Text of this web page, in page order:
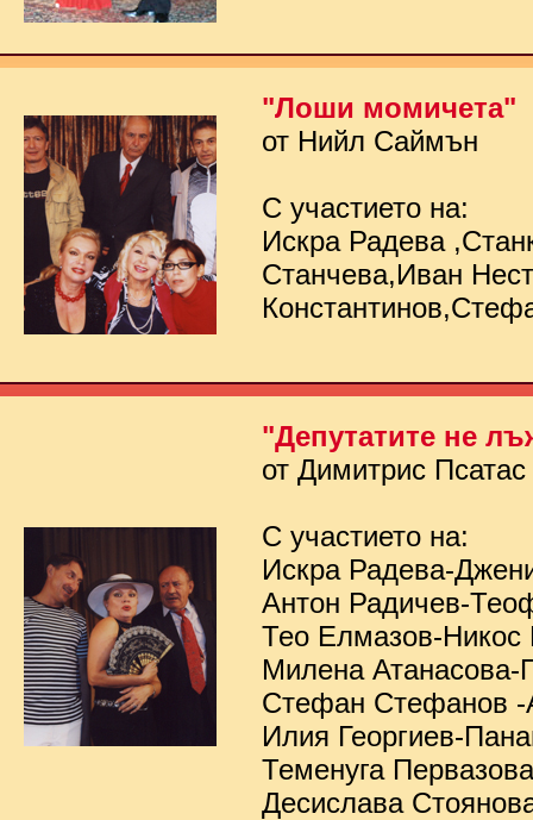
"Лоши момичета"
от Нийл Саймън
С участието на:
Искра Радева
Станчева,Иван
"Депутатите не
от Димитрис Псатас
С участието на:
Искра Радева-
Антон Радичев-
Тео Елмазов-Никос
Милена Атанасова-
Стефан Стефанов -
Илия Георгиев-
Теменуга
Десислава